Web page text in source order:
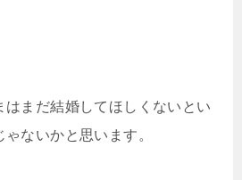
まだ結婚してほしくないとい
ないかと思います。